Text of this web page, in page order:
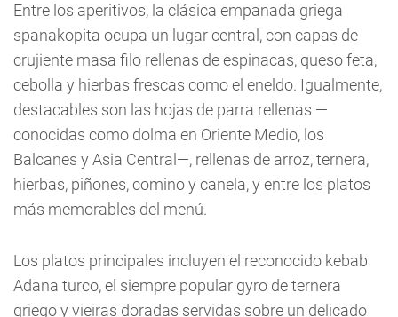
Entre los aperitivos, la clásica empanada griega
spanakopita ocupa un lugar central, con capas de
crujiente masa filo rellenas de espinacas, queso feta,
cebolla y hierbas frescas como el eneldo. Igualmente,
destacables son las hojas de parra rellenas —
conocidas como dolma en Oriente Medio, los
Balcanes y Asia Central—, rellenas de arroz, ternera,
hierbas, piñones, comino y canela, y entre los platos
más memorables del menú.
Los platos principales incluyen el reconocido kebab
Adana turco, el siempre popular gyro de ternera
griego y vieiras doradas servidas sobre un delicado